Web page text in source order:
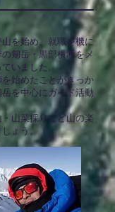
を始め、就職を機に
剱岳・黒部横断をメ
いました。
始めたことがきっか
を中心にガイド活動
山菜採りなど山の楽
ょう。